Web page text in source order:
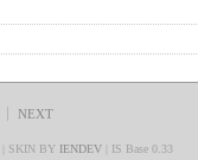
NEXT
| SKIN BY IENDEV | IS Base 0.33